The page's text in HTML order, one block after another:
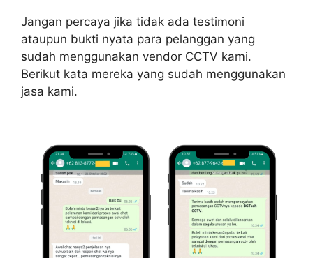
Jangan percaya jika tidak ada testimoni
ataupun bukti nyata para pelanggan yang
sudah menggunakan vendor CCTV kami.
Berikut kata mereka yang sudah menggunakan
jasa kami.